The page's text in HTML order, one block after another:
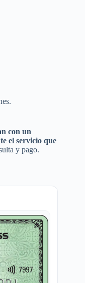
con un
el servicio que
y pago.